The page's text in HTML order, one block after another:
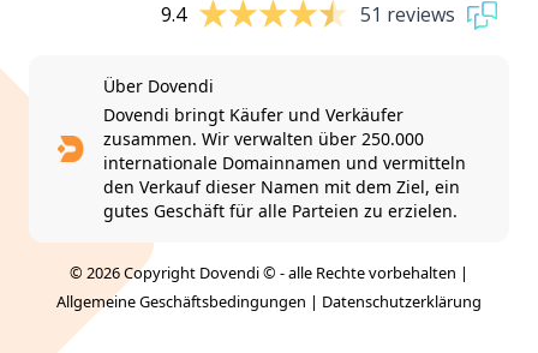
9.4 51 reviews
Über Dovendi
Dovendi bringt Käufer und Verkäufer
zusammen. Wir verwalten über 250.000
internationale Domainnamen und vermitteln
den Verkauf dieser Namen mit dem Ziel, ein
gutes Geschäft für alle Parteien zu erzielen.
© 2026 Copyright Dovendi © - alle Rechte vorbehalten |
Allgemeine Geschäftsbedingungen | Datenschutzerklärung